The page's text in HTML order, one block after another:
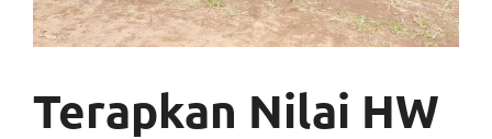
Terapkan Nilai HW